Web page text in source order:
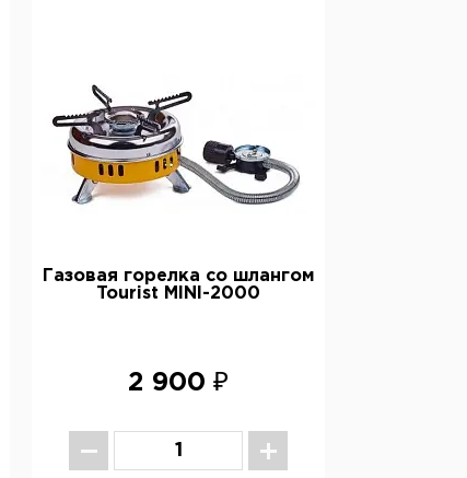
Газовая горелка со шлангом
Tourist MINI-2000
2 900 ₽